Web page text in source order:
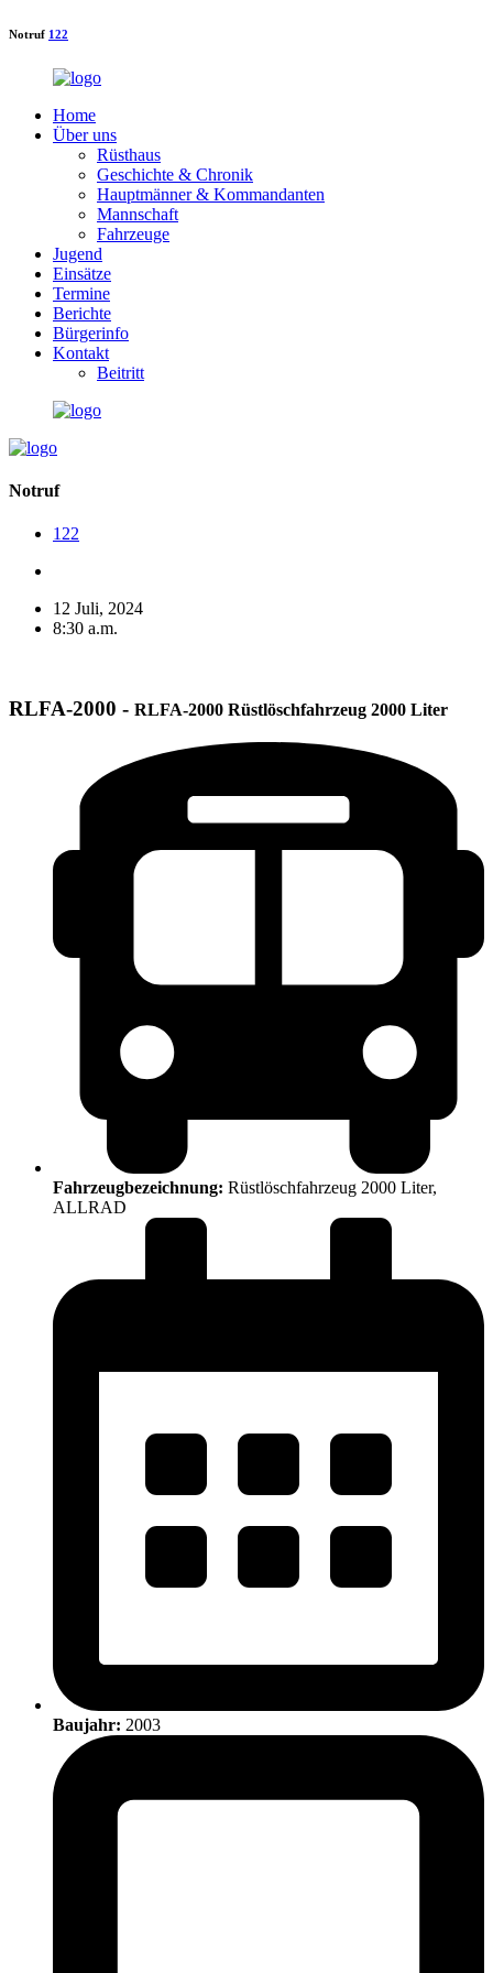
Notruf 122
Home
Über uns
Rüsthaus
Geschichte & Chronik
Hauptmänner & Kommandanten
Mannschaft
Fahrzeuge
Jugend
Einsätze
Termine
Berichte
Bürgerinfo
Kontakt
Beitritt
Notruf
122
12 Juli, 2024
8:30 a.m.
RLFA-2000 - RLFA-2000 Rüstlöschfahrzeug 2000 Liter
Fahrzeugbezeichnung: Rüstlöschfahrzeug 2000 Liter,
ALLRAD
Baujahr: 2003